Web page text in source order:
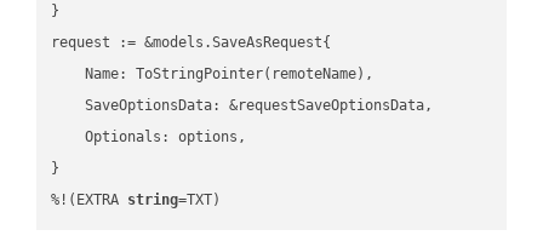
}
request := &models.SaveAsRequest{
    Name: ToStringPointer(remoteName),
    SaveOptionsData: &requestSaveOptionsData,
    Optionals: options,
}
%!(EXTRA string=TXT)